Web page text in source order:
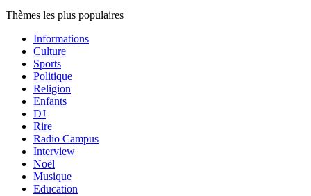
Thèmes les plus populaires
Informations
Culture
Sports
Politique
Religion
Enfants
DJ
Rire
Radio Campus
Interview
Noël
Musique
Education